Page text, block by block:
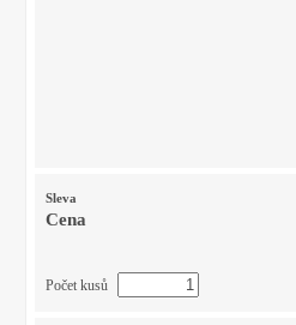
Sleva
Cena
Počet kusů